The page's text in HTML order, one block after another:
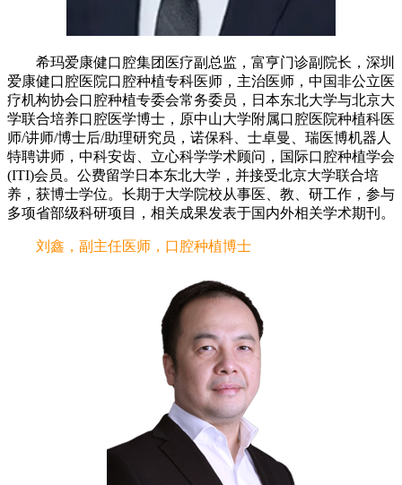
希玛爱康健口腔集团医疗副总监，富亨门诊副院长，深圳
爱康健口腔医院口腔种植专科医师，主治医师，中国非公立医
疗机构协会口腔种植专委会常务委员，日本东北大学与北京大
学联合培养口腔医学博士，原中山大学附属口腔医院种植科医
师/讲师/博士后/助理研究员，诺保科、士卓曼、瑞医博机器人
特聘讲师，中科安齿、立心科学学术顾问，国际口腔种植学会
(ITI)会员。公费留学日本东北大学，并接受北京大学联合培
养，获博士学位。长期于大学院校从事医、教、研工作，参与
多项省部级科研项目，相关成果发表于国内外相关学术期刊。
刘鑫，副主任医师，口腔种植博士